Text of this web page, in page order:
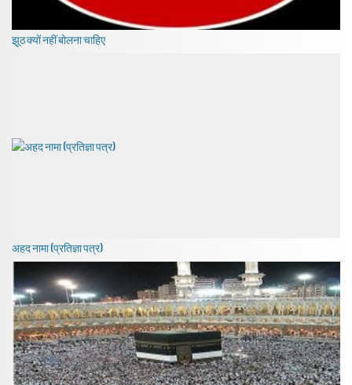
झूठ क्यों नहीं बोलना चाहिए
अहद नामा (प्रतिज्ञा पत्र)